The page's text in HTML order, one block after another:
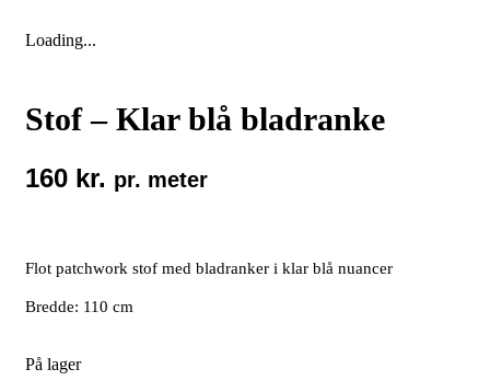
Loading...
Stof – Klar blå bladranke
160 kr. pr. meter
Flot patchwork stof med bladranker i klar blå nuancer
Bredde: 110 cm
På lager